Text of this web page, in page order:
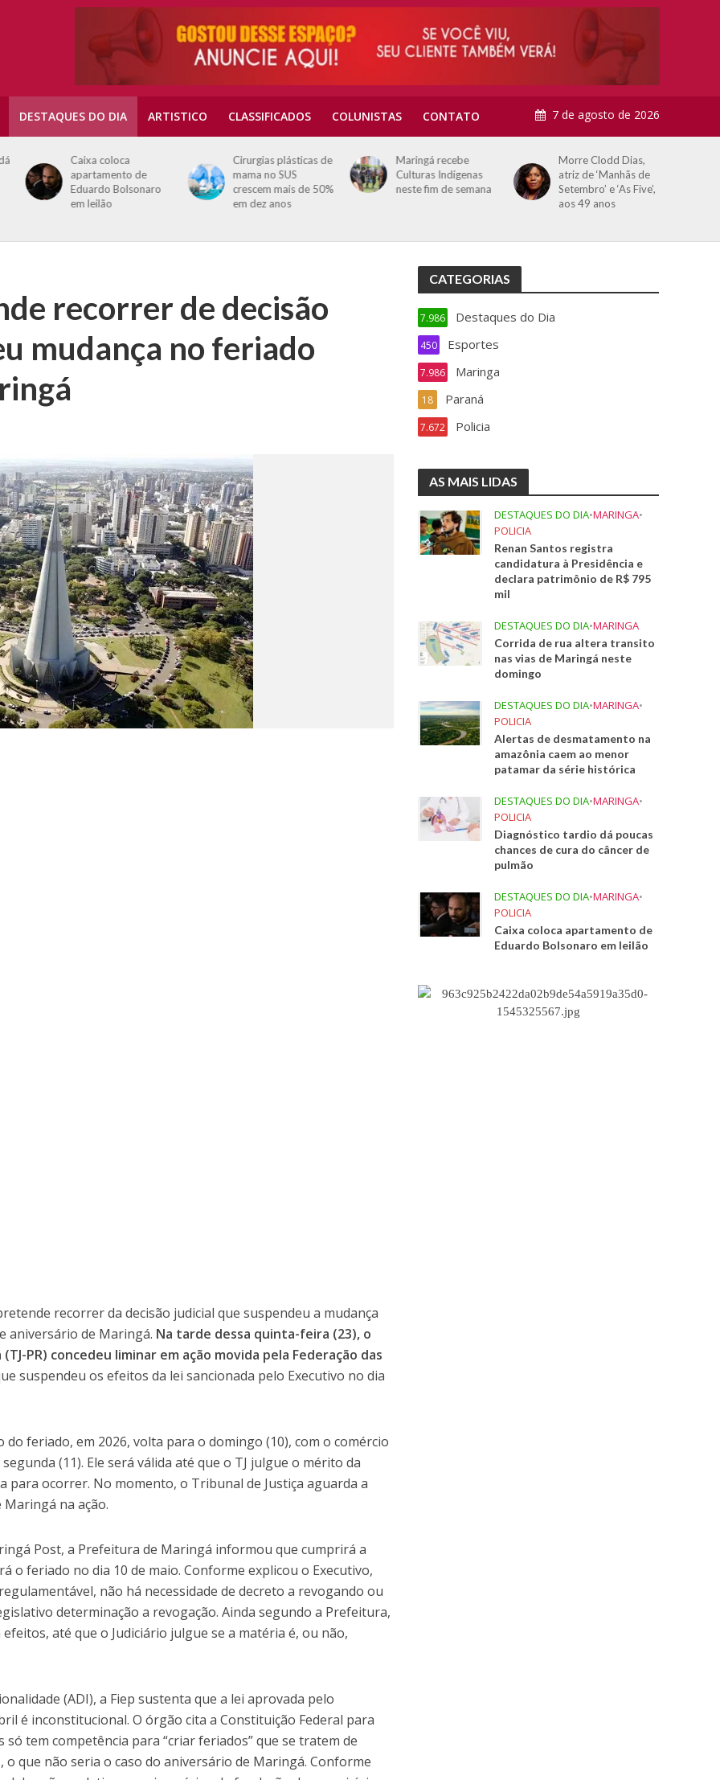
DESTAQUES DO DIA ARTISTICO CLASSIFICADOS COLUNISTAS CONTATO 7 de agosto de 2026
Caixa coloca
apartamento de
Eduardo Bolsonaro
em leilão
Cirurgias plásticas de
mama no SUS
crescem mais de 50%
em dez anos
Maringá recebe
Culturas Indígenas
neste fim de semana
Morre Clodd Dias,
atriz de ‘Manhãs de
Setembro’ e ‘As Five’,
aos 49 anos
recorrer de decisão
mudança no feriado
recorrer da decisão judicial que suspendeu a mudança
aniversário de Maringá. Na tarde dessa quinta-feira (23), o
PR) concedeu liminar em ação movida pela Federação das
suspendeu os efeitos da lei sancionada pelo Executivo no dia
do feriado, em 2026, volta para o domingo (10), com o comércio
(11). Ele será válida até que o TJ julgue o mérito da
para ocorrer. No momento, o Tribunal de Justiça aguarda a
na ação.
Post, a Prefeitura de Maringá informou que cumprirá a
o feriado no dia 10 de maio. Conforme explicou o Executivo,
não há necessidade de decreto a revogando ou
determinação a revogação. Ainda segundo a Prefeitura,
até que o Judiciário julgue se a matéria é, ou não,
(ADI), a Fiep sustenta que a lei aprovada pelo
é inconstitucional. O órgão cita a Constituição Federal para
tem competência para “criar feriados” que se tratem de
o que não seria o caso do aniversário de Maringá. Conforme
CATEGORIAS
Destaques do Dia
7.986
Esportes
450
Maringa
7.986
Paraná
18
Policia
7.672
AS MAIS LIDAS
DESTAQUES DO DIA•MARINGA•
POLICIA
Renan Santos registra
candidatura à Presidência e
declara patrimônio de R$ 795
mil
DESTAQUES DO DIA•MARINGA
Corrida de rua altera transito
nas vias de Maringá neste
domingo
DESTAQUES DO DIA•MARINGA•
POLICIA
Alertas de desmatamento na
amazônia caem ao menor
patamar da série histórica
DESTAQUES DO DIA•MARINGA•
POLICIA
Diagnóstico tardio dá poucas
chances de cura do câncer de
pulmão
DESTAQUES DO DIA•MARINGA•
POLICIA
Caixa coloca apartamento de
Eduardo Bolsonaro em leilão